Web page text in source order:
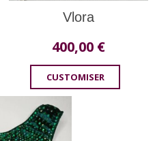
Vlora
400,00 €
CUSTOMISER